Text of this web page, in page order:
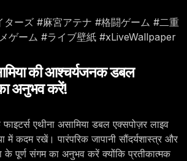
ターズ #麻宮アテナ #格闘ゲーム #二重
ゲーム #ライブ壁紙 #xLiveWallpaper
की आश्चर्यजनक डबल
अनुभव करें!
एथीना असामिया डबल एक्सपोज़र लाइव
में कदम रखें। पारंपरिक जापानी सौंदर्यशास्त्र और
पूर्ण संगम का अनुभव करें क्योंकि प्रतीकात्मक